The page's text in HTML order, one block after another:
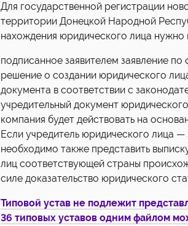
Для государственной регистрации
территории Донецкой Народной
нахождения юридического лица нужно
подписанное заявителем заявление
решение о создании юридического
документа в соответствии с
учредительный документ
компания будет действовать на
Если учредитель юридического лица
необходимо также представить
лиц соответствующей страны
силе доказательство юридического
Типовой устав не подлежит
36 типовых уставов одним файлом